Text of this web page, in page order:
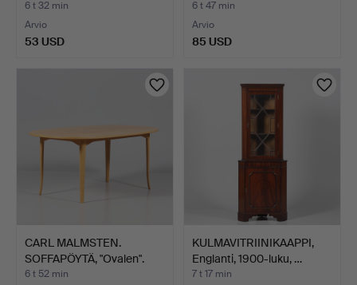
6 t 32 min
Arvio
53 USD
6 t 47 min
Arvio
85 USD
CARL MALMSTEN.
SOFFAPÖYTÄ, "Ovalen".
6 t 52 min
KULMAVITRIINIKAAPPI,
Englanti, 1900-luku, …
7 t 17 min